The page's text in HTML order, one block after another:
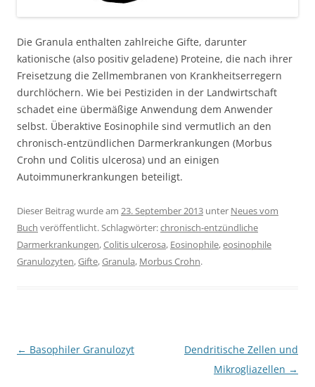
Die Granula enthalten zahlreiche Gifte, darunter
kationische (also positiv geladene) Proteine, die nach ihrer
Freisetzung die Zellmembranen von Krankheitserregern
durchlöchern. Wie bei Pestiziden in der Landwirtschaft
schadet eine übermäßige Anwendung dem Anwender
selbst. Überaktive Eosinophile sind vermutlich an den
chronisch-entzündlichen Darmerkrankungen (Morbus
Crohn und Colitis ulcerosa) und an einigen
Autoimmunerkrankungen beteiligt.
Dieser Beitrag wurde am 23. September 2013 unter Neues vom
Buch veröffentlicht. Schlagwörter:chronisch-entzündliche
Darmerkrankungen,Colitis ulcerosa, Eosinophile,eosinophile
Granulozyten,Gifte,Granula, Morbus Crohn.
Beitragsnavigation
← Basophiler Granulozyt
Dendritische Zellen und
Mikrogliazellen →